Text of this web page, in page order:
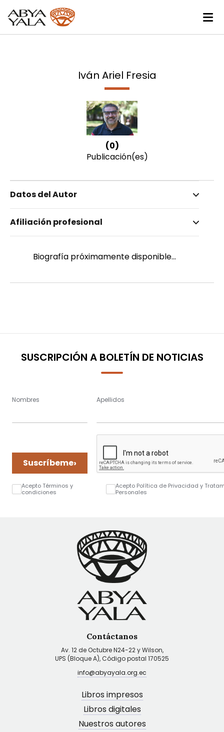
Iván Ariel Fresia
(0)
Publicación(es)
Datos del Autor
Fresia, Iván Ariel
Afiliación profesional
Biografía próximamente disponible...
SUSCRIPCIÓN A BOLETÍN DE NOTICIAS
Nombres Apellidos
Suscríbeme›
Acepto Términos y
condiciones
Acepto Política de Privacidad y
Personales
Contáctanos
Av. 12 de Octubre N24-22 y Wilson,
UPS (Bloque A), Código postal 170525
info@abyayala.org.ec
Libros impresos
Libros digitales
Nuestros autores